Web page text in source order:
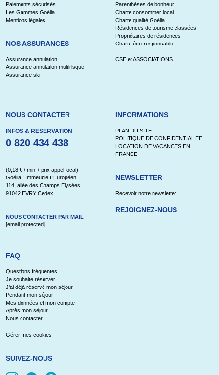
Paiements sécurisés
Les Gammes Goélia
Mentions légales
NOS ASSURANCES
Assurance annulation
Assurance annulation multirisque
Assurance ski
Parenthèses de bonheur
Charte consommer local
Charte qualité Goélia
Résidences de tourisme classées
Propriétaires de résidences
Charte éco-responsable
CSE et ASSOCIATIONS
NOUS CONTACTER
INFOS & RESERVATION
0 820 434 438
(0,18 € / min + prix appel local)
Goélia : Immeuble L’Européen
114, allée des Champs Elysées
91042 EVRY Cedex
NOUS CONTACTER PAR MAIL
[email protected]
INFORMATIONS
PLAN DU SITE
POLITIQUE DE CONFIDENTIALITE
LOCATION DE VACANCES EN
FRANCE
NEWSLETTER
Recevoir notre newsletter
REJOIGNEZ-NOUS
FAQ
Questions fréquentes
Je souhaite réserver
J'ai déjà réservé mon séjour
Pendant mon séjour
Mes données et mon compte
Après mon séjour
Nous contacter
Gérer mes cookies
SUIVEZ-NOUS